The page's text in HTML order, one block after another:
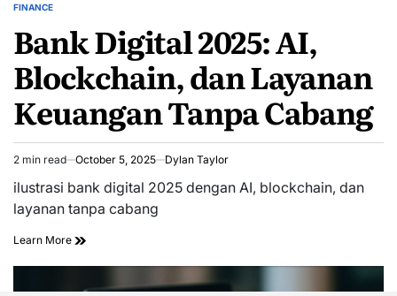
POSTED
FINANCE
Bank Digital 2025: AI,
Blockchain, dan Layanan
Keuangan Tanpa Cabang
Estimated
read
time
2 min read October 5, 2025 Dylan Taylor
ilustrasi bank digital 2025 dengan AI, blockchain, dan
layanan tanpa cabang
Learn More